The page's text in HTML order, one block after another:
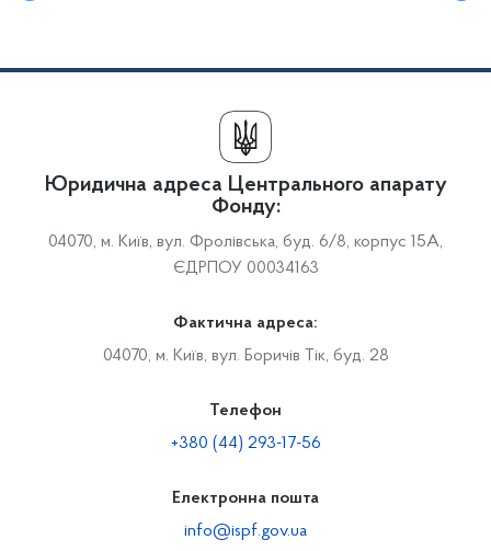
Юридична адреса Центрального апарату
Фонду:
04070, м. Київ, вул. Фролівська, буд. 6/8, корпус 15А,
ЄДРПОУ 00034163
Фактична адреса:
04070, м. Київ, вул. Боричів Тік, буд. 28
Телефон
+380 (44) 293-17-56
Електронна пошта
info@ispf.gov.ua